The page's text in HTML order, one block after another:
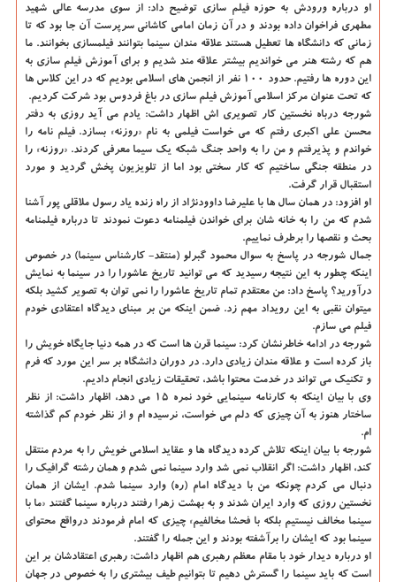
او درباره ورودش به حوزه فیلم سازی توضیح داد: از سوی مدرسه عالی شهید
مطهری فراخوان داده بودند و در آن زمان امامی کاشانی سرپرست آن جا بود که تا
زمانی که دانشگاه ها تعطیل هستند علاقه مندان سینما بتوانند فیلمسازی بخوانند. ما
هم که رشته هنر می خواندیم بیشتر علاقه مند شدیم و برای آموزش فیلم سازی به
این دوره ها رفتیم. حدود ۱۰۰ نفر از انجمن های اسلامی بودیم که در این کلاس ها
که تحت عنوان مرکز اسلامی آموزش فیلم سازی در باغ فردوس بود شرکت کردیم.
شورجه درباه نخستین کار تصویری اش اظهار داشت: یادم می آید روزی به دفتر
محسن علی اکبری رفتم که می خواست فیلمی به نام «روزنه» بسازد. فیلم نامه را
خواندم و پذیرفتم و من را به واحد جنگ شبکه یک سیما معرفی کردند. «روزنه» را
در منطقه جنگی ساختیم که کار سختی بود اما از تلویزیون پخش گردید و مورد
استقبال قرار گرفت.
او افزود: در همان سال ها با علیرضا داوودنژاد از راه زنده یاد رسول ملاقلی پور آشنا
شدم که من را به خانه شان برای خواندن فیلمنامه دعوت نمودند تا درباره فیلمنامه
بحث و نقصها را برطرف نماییم.
جمال شورجه در پاسخ به سوال محمود گبرلو (منتقد- کارشناس سینما) در خصوص
اینکه چطور به این نتیجه رسیدید که می توانید تاریخ عاشورا را در سینما به نمایش
درآورید؟ پاسخ داد: من معتقدم تمام تاریخ عاشورا را نمی توان به تصویر کشید بلکه
میتوان نقبی به این رویداد مهم زد. ضمن اینکه من بر مبنای دیدگاه اعتقادی خودم
فیلم می سازم.
شورجه در ادامه خاطرنشان کرد: سینما قرن ها است که در همه دنیا جایگاه خویش را
باز کرده است و علاقه مندان زیادی دارد. در دوران دانشگاه بر سر این مورد که فرم
و تکنیک می تواند در خدمت محتوا باشد، تحقیقات زیادی انجام دادیم.
وی با بیان اینکه به کارنامه سینمایی خود نمره ۱۵ می دهد، اظهار داشت: از نظر
ساختار هنوز به آن چیزی که دلم می خواست، نرسیده ام و از نظر خودم کم گذاشته
ام.
شورجه با بیان اینکه تلاش کرده دیدگاه ها و عقاید اسلامی خویش را به مردم منتقل
کند، اظهار داشت: اگر انقلاب نمی شد وارد سینما نمی شدم و همان رشته گرافیک را
دنبال می کردم چونکه من با دیدگاه امام (ره) وارد سینما شدم. ایشان از همان
نخستین روزی که وارد ایران شدند و به بهشت زهرا رفتند درباره سینما گفتند «ما با
سینما مخالف نیستیم بلکه با فحشا مخالفیم» چیزی که امام فرمودند درواقع محتوای
سینما بود که ایشان را برآشفته بودند و این جمله را گفتند.
او درباره دیدار خود با مقام معظم رهبری هم اظهار داشت: رهبری اعتقادشان بر این
است که باید سینما را گسترش دهیم تا بتوانیم طیف بیشتری را به خصوص در جهان